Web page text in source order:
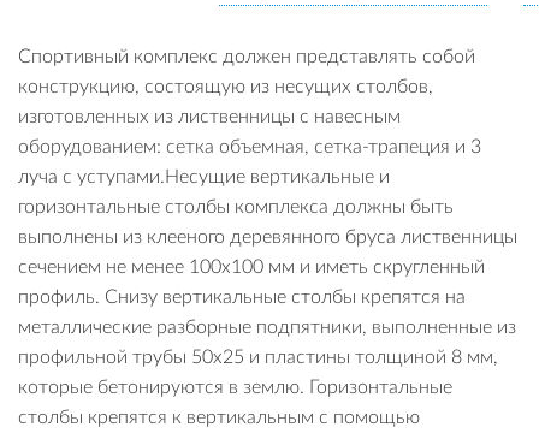
Спортивный комплекс должен представлять собой
конструкцию, состоящую из несущих столбов,
изготовленных из лиственницы с навесным
оборудованием: сетка объемная, сетка-трапеция и 3
луча с уступами.Несущие вертикальные и
горизонтальные столбы комплекса должны быть
выполнены из клееного деревянного бруса лиственницы
сечением не менее 100х100 мм и иметь скругленный
профиль. Снизу вертикальные столбы крепятся на
металлические разборные подпятники, выполненные из
профильной трубы 50х25 и пластины толщиной 8 мм,
которые бетонируются в землю. Горизонтальные
столбы крепятся к вертикальным с помощью